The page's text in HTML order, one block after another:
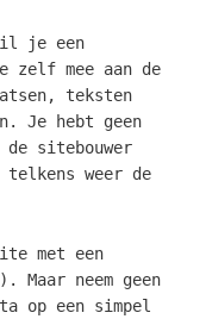
je een
zelf mee aan de
teksten
Je hebt geen
sitebouwer
telkens weer de
met een
Maar neem geen
op een simpel